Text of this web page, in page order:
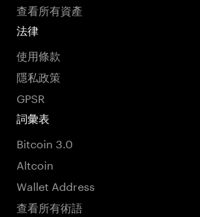
查看所有資產
法律
使用條款
隱私政策
GPSR
詞彙表
Bitcoin 3.0
Altcoin
Wallet Address
查看所有術語